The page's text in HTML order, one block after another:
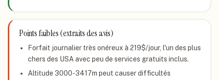
Points faibles (extraits des avis)
Forfait journalier très onéreux à 219$/jour, l'un des plus
chers des USA avec peu de services gratuits inclus.
Altitude 3000-3417m peut causer difficultés